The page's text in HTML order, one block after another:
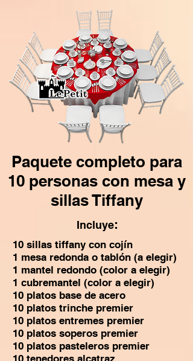
Paquete completo para
10 personas con mesa y
sillas Tiffany
Incluye:
10 sillas tiffany con cojín
1 mesa redonda o tablón (a elegir)
1 mantel redondo (color a elegir)
1 cubremantel (color a elegir)
10 platos base de acero
10 platos trinche premier
10 platos entremes premier
10 platos soperos premier
10 platos pasteleros premier
10 tenedores alcatraz